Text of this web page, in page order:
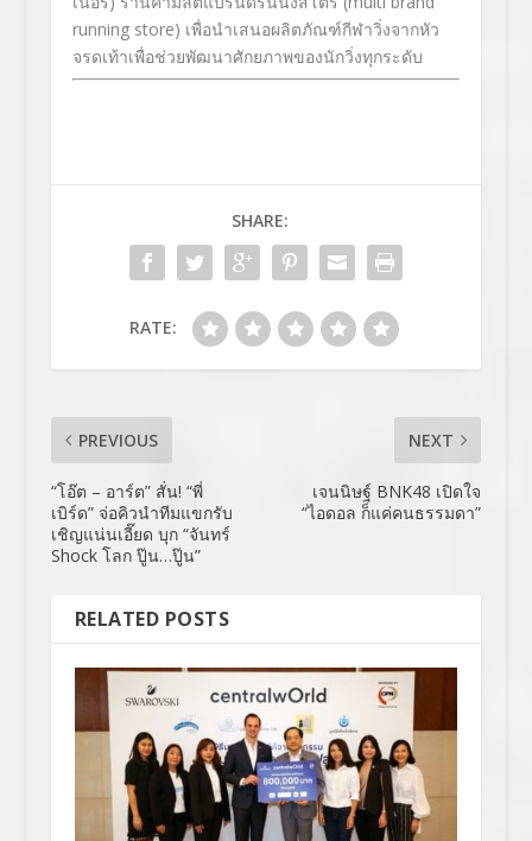
running store) เพื่อนำเสนอผลิตภัณฑ์กีฬาวิ่งจากหัว
จรดเท้าเพื่อช่วยพัฒนาศักยภาพของนักวิ่งทุกระดับ
SHARE:
RATE:
PREVIOUS
“โอ๊ต – อาร์ต” สั่น! “พี่
เบิร์ด” จ่อคิวนำทีมแขกรับ
เชิญแน่นเอี๊ยด บุก “จันทร์
Shock โลก ปู๊น…ปู๊น”
NEXT
เจนนิษฐ์ BNK48 เปิดใจ
“ไอดอล ก็แค่คนธรรมดา”
RELATED POSTS